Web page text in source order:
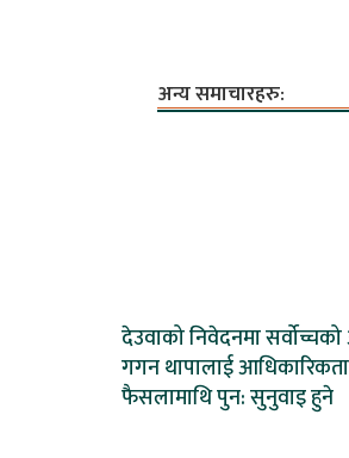
अन्य समाचारहरु:
देउवाको निवेदनमा
गगन थापालाई
फैसलामाथि पुन: सुनुवाइ हुने